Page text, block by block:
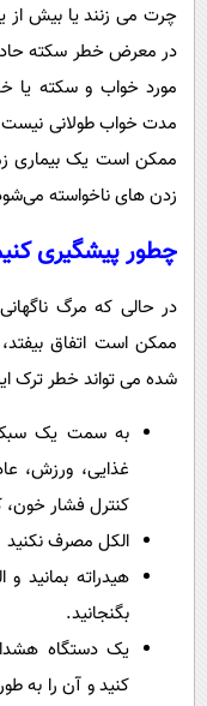
چرت می زنند یا بیش
در معرض خطر سکته حاد
مورد خواب و سکته یا
مدت خواب طولانی
ممکن است یک بیماری
زدن های ناخواسته
چطور پیشگیری
در حالی که مرگ
ممکن است اتفاق
شده می تواند خطر ترک
به سمت یک سبک
غذایی، ورزش،
کنترل فشار خون،
الکل مصرف نکنید
هیدراته بمانید
بگنجانید.
یک دستگاه
کنید و آن را به